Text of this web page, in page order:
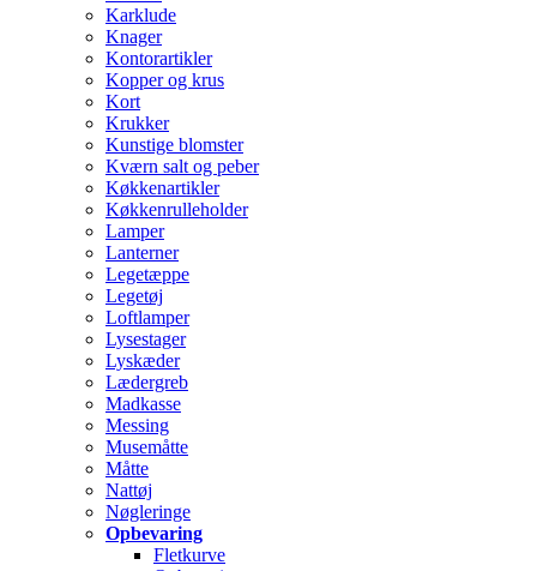
Karklude
Knager
Kontorartikler
Kopper og krus
Kort
Krukker
Kunstige blomster
Kværn salt og peber
Køkkenartikler
Køkkenrulleholder
Lamper
Lanterner
Legetæppe
Legetøj
Loftlamper
Lysestager
Lyskæder
Lædergreb
Madkasse
Messing
Musemåtte
Måtte
Nattøj
Nøgleringe
Opbevaring
Fletkurve